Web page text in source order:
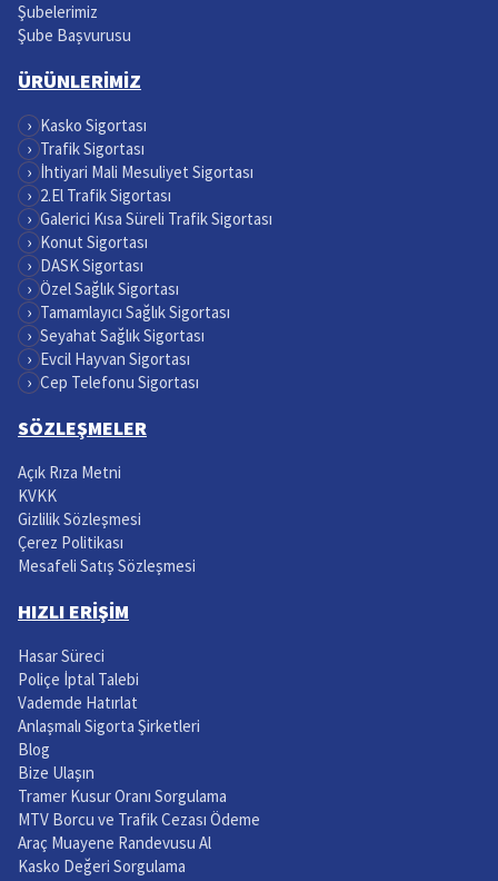
Şubelerimiz
Şube Başvurusu
ÜRÜNLERİMİZ
› Kasko Sigortası
› Trafik Sigortası
› İhtiyari Mali Mesuliyet Sigortası
› 2.El Trafik Sigortası
› Galerici Kısa Süreli Trafik Sigortası
› Konut Sigortası
› DASK Sigortası
› Özel Sağlık Sigortası
› Tamamlayıcı Sağlık Sigortası
› Seyahat Sağlık Sigortası
› Evcil Hayvan Sigortası
› Cep Telefonu Sigortası
SÖZLEŞMELER
Açık Rıza Metni
KVKK
Gizlilik Sözleşmesi
Çerez Politikası
Mesafeli Satış Sözleşmesi
HIZLI ERİŞİM
Hasar Süreci
Poliçe İptal Talebi
Vademde Hatırlat
Anlaşmalı Sigorta Şirketleri
Blog
Bize Ulaşın
Tramer Kusur Oranı Sorgulama
MTV Borcu ve Trafik Cezası Ödeme
Araç Muayene Randevusu Al
Kasko Değeri Sorgulama